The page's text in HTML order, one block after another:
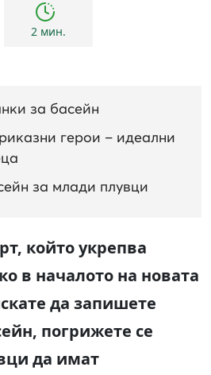
2 мин.
за басейн
герои – идеални
за млади плувци
който укрепва
в началото на новата
да запишете
погрижете се
да имат